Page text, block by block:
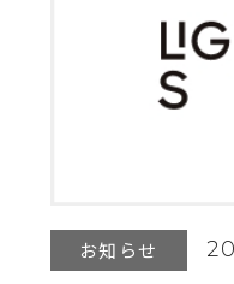
お知らせ